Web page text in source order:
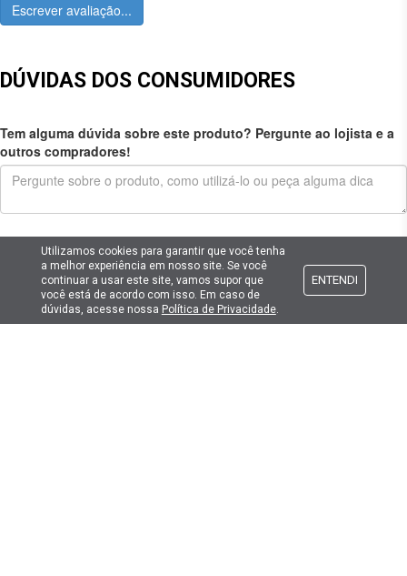
Escrever avaliação...
DÚVIDAS DOS CONSUMIDORES
Tem alguma dúvida sobre este produto? Pergunte ao lojista e a
outros compradores!
Enviar pergunta
Utilizamos cookies para garantir que você tenha
a melhor experiência em nosso site. Se você
continuar a usar este site, vamos supor que
você está de acordo com isso. Em caso de
dúvidas, acesse nossa Política de Privacidade.
ENTENDI